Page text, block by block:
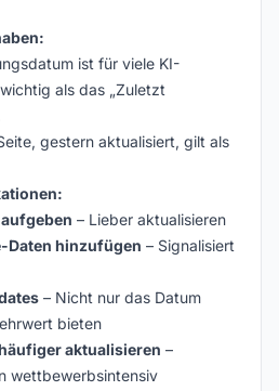
ist für viele KI-
als das „Zuletzt
gestern aktualisiert, gilt als
– Lieber aktualisieren
Daten hinzufügen – Signalisiert
– Nicht nur das Datum
bieten
aktualisieren –
wettbewerbsintensiv